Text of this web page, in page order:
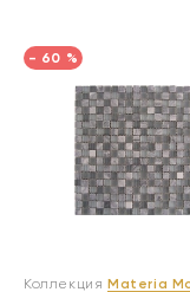
- 60 %
Коллекция Materia